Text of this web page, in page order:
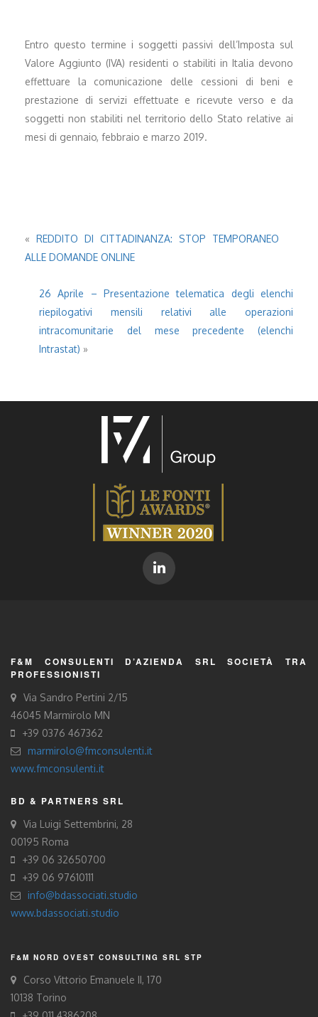
Entro questo termine i soggetti passivi dell’Imposta sul
Valore Aggiunto (IVA) residenti o stabiliti in Italia devono
effettuare la comunicazione delle cessioni di beni e
prestazione di servizi effettuate e ricevute verso e da
soggetti non stabiliti nel territorio dello Stato relative ai
mesi di gennaio, febbraio e marzo 2019.
« REDDITO DI CITTADINANZA: STOP TEMPORANEO
ALLE DOMANDE ONLINE
26 Aprile – Presentazione telematica degli elenchi
riepilogativi mensili relativi alle operazioni
intracomunitarie del mese precedente (elenchi
Intrastat) »
F&M CONSULENTI D’AZIENDA SRL SOCIETÀ TRA
PROFESSIONISTI
Via Sandro Pertini 2/15
46045 Marmirolo MN
+39 0376 467362
marmirolo@fmconsulenti.it
www.fmconsulenti.it
BD & PARTNERS SRL
Via Luigi Settembrini, 28
00195 Roma
+39 06 32650700
+39 06 97610111
info@bdassociati.studio
www.bdassociati.studio
F&M NORD OVEST CONSULTING SRL STP
Corso Vittorio Emanuele II, 170
10138 Torino